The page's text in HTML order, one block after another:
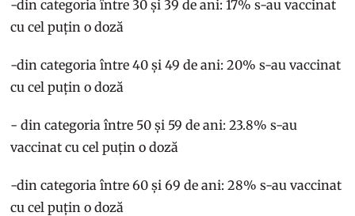
-din categoria între 30 și 39 de ani: 17% s-au vaccinat
cu cel puțin o doză
-din categoria între 40 și 49 de ani: 20% s-au vaccinat
cu cel puțin o doză
- din categoria între 50 și 59 de ani: 23.8% s-au
vaccinat cu cel puțin o doză
-din categoria între 60 și 69 de ani: 28% s-au vaccinat
cu cel puțin o doză